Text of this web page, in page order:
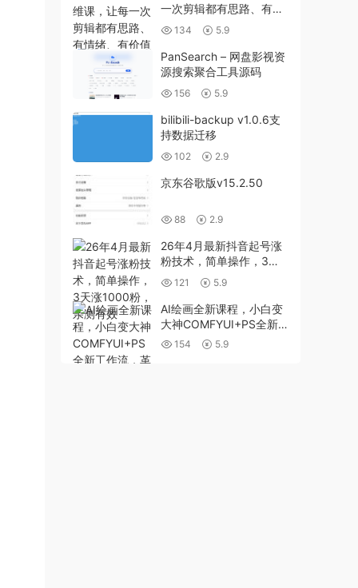
一次剪辑都有思路、有情
绪、有价值
134 5.9
PanSearch – 网盘影视资
源搜索聚合工具源码
156 5.9
bilibili-backup v1.0.6支
持数据迁移
102 2.9
京东谷歌版v15.2.50
88 2.9
26年4月最新抖音起号涨
粉技术，简单操作，3天
涨1000粉，亲测有效
121 5.9
AI绘画全新课程，小白变
大神COMFYUI+PS全新
工作流，革命性AI工作流
154 5.9